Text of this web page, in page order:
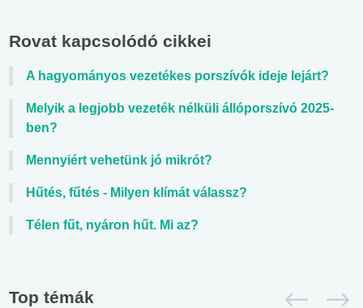
Rovat kapcsolódó cikkei
A hagyományos vezetékes porszívók ideje lejárt?
Melyik a legjobb vezeték nélküli állóporszívó 2025-
ben?
Mennyiért vehetünk jó mikrót?
Hűtés, fűtés - Milyen klímát válassz?
Télen fűt, nyáron hűt. Mi az?
Top témák